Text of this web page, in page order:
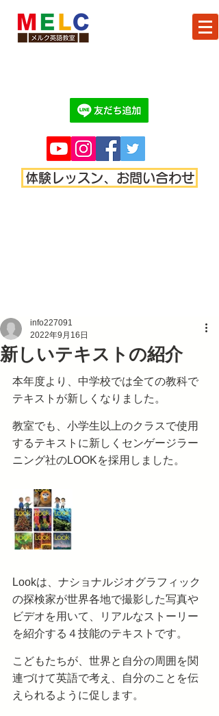
体験レッスン、お問い合わせ
新しいテキストの紹介
info227091
2022年9月16日
本年度より、中学校では全ての教科で
テキストが新しくなりました。
教室でも、小学生以上のクラスで使用
するテキストに新しくセンゲージラー
ニング社のLOOKを採用しました。
Lookは、ナショナルジオグラフィック
の探検家が世界各地で撮影した写真や
ビデオを用いて、リアルなストーリー
を紹介する４技能のテキストです。
こどもたちが、世界と自分の周囲を関
連づけて英語で考え、自分のことを伝
えられるように促します。